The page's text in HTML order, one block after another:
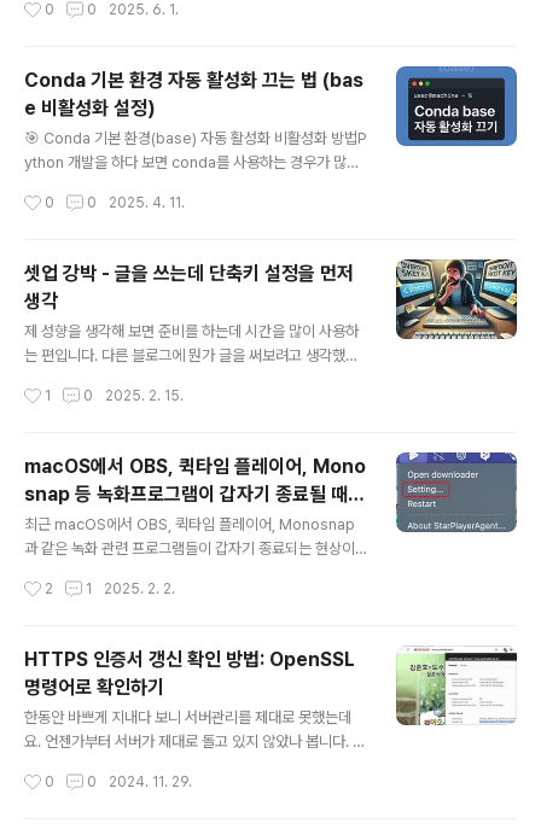
이동합니다. 서비스관리 > 기본관리 > 서버원격관리 버튼
태가 ON 인 경우 기본적으로 요청작업은 "종료"가 선택되
어 있습니다. "확인" 버튼을 누르면 서버종료 작업이 진행
됩니다. 하지만 서버상태가 좋지 않은 경우 "원격관리 설정
을 실패하였습니다." 메시지가 나타나면서 종료에 실패하
게 됩니다. 이럴 때는 "강제종료"기능을 이용하여 서버를
다. 요청작업은 "시작"밖에 없습니다. "확인"버튼을 누르면
0 0 2025. 6. 1.
Conda 기본 환경 자동 활성화 끄는 법 (bas
e 비활성화 설정)
🎯 Conda 기본 환경(base) 자동 활성화 비활성화 방법P
ython 개발을 하다 보면 conda를 사용하는 경우가 많습
항상 base 환경이 자동으로 활성화되어 있는 걸 볼 수 있
가 없다면, 자동 활성화를 꺼두는 게 깔끔합니다. 오늘은 그
방법을 간단하게 소개합니다.🛠️ auto_activate_base
란?auto_activate_base는 Conda가 터미널 실행 시
자동으로 base 환경을 활성화할지 여부를 설정하는 옵션
ase)가 붙..
0 0 2025. 4. 11.
셋업 강박 - 글을 쓰는데 단축키 설정을 먼저
생각
제 성향을 생각해 보면 준비를 하는데 시간을 많이 사용하
는 편입니다. 다른 블로그에 뭔가 글을 써보려고 생각했는
약 설정하지 않았다면 그 설정을 먼저 해야겠다는 생각이
주 중요한 문제가 아닙니다. 나중에 해도 되는 문제입니다.
이성적으로 생각해 보면 우선은 무언가 생산적인 걸 먼저
하는 것이 좋습니다. 단축키를 설정하는 것이 엄청나게 효
율성을 높이는 것이라면 다른 문제이겠지만, 단축키가 없
더라도 글쓰기 버튼을 누르는 것은 그리 어려운 일이 아닙
써 보고 있습니다. 글을 쓰면서 제 생각을 정리하다 보면 무
1 0 2025. 2. 15.
macOS에서 OBS, 퀵타임 플레이어, Mono
snap 등 녹화프로그램이 갑자기 종료될 때
해결 방법
최근 macOS에서 OBS, 퀵타임 플레이어, Monosnap
과 같은 녹화 관련 프로그램들이 갑자기 종료되는 현상이
는 앱이 실행되고 있는 것을 발견했습니다. 이 앱은 시원스
영상 녹화와 관련된 프로그램들의 실행을 차단하고 있었습
니다.StarPlayerAgent를 삭제한 후, OBS와 QuickTi
me Player, Monosnap이 정상적으로 작동하는 것을 확
인했습니다. StarPlayerAgent 삭제 방법1. 화면 상단의
플레이 버튼 모양 아이콘인 StarPlayerAgent를 클릭합
다. 3. Setting St..
2 1 2025. 2. 2.
HTTPS 인증서 갱신 확인 방법: OpenSSL
명령어로 확인하기
한동안 바쁘게 지내다 보니 서버관리를 제대로 못했는데
요. 언젠가부터 서버가 제대로 돌고 있지 않았나 봅니다. s
지들은 다시 동작하기 시작했지만 인증서 갱신도 멈춰있었
0 0 2024. 11. 29.